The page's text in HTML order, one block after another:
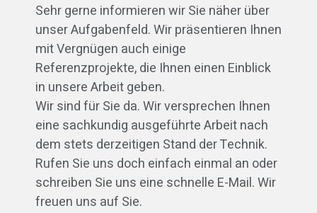
Sehr gerne informieren wir Sie näher über
unser Aufgabenfeld. Wir präsentieren Ihnen
mit Vergnügen auch einige
Referenzprojekte, die Ihnen einen Einblick
in unsere Arbeit geben.
Wir sind für Sie da. Wir versprechen Ihnen
eine sachkundig ausgeführte Arbeit nach
dem stets derzeitigen Stand der Technik.
Rufen Sie uns doch einfach einmal an oder
schreiben Sie uns eine schnelle E-Mail. Wir
freuen uns auf Sie.